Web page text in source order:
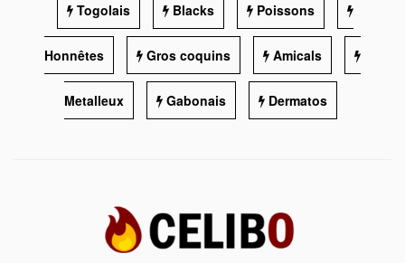
Togolais Blacks Poissons
Honnêtes Gros coquins Amicals
Metalleux Gabonais Dermatos